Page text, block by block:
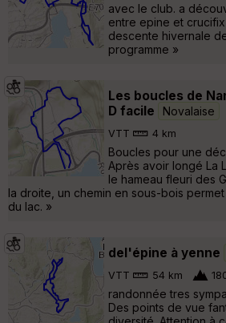
avec le club. a
entre epine et
descente hivernale
programme »
Les boucles de
D facile
Novalaise
VTT 4 km
Boucles pour une
Après avoir longé La
le hameau fleuri des
la droite, un chemin en sous-bois
du lac. »
del'épine à yenne
VTT 54 km
randonnée tres
Des points de vue